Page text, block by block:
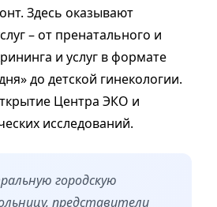
Здесь оказывают
– от пренатального и
и услуг в формате
до детской гинекологии.
Центра ЭКО и
исследований.
городскую
представители